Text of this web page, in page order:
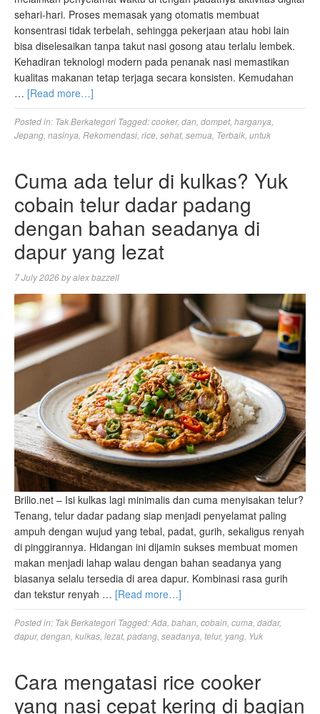
sehari-hari. Proses memasak yang otomatis membuat
konsentrasi tidak terbelah, sehingga pekerjaan atau hobi lain
bisa diselesaikan tanpa takut nasi gosong atau terlalu lembek.
Kehadiran teknologi modern pada penanak nasi memastikan
kualitas makanan tetap terjaga secara konsisten. Kemudahan
… [Read more…]
Posted in: Tak Berkategori Tagged:cooker, dan, dompet, harganya,
Jepang, nasinya, Rekomendasi, rice, sehat, semua, Terbaik, untuk
Cuma ada telur di kulkas? Yuk
cobain telur dadar padang
dengan bahan seadanya di
dapur yang lezat
7 July 2026byalex bazzell
Brilio.net – Isi kulkas lagi minimalis dan cuma menyisakan telur?
Tenang, telur dadar padang siap menjadi penyelamat paling
ampuh dengan wujud yang tebal, padat, gurih, sekaligus renyah
di pinggirannya. Hidangan ini dijamin sukses membuat momen
makan menjadi lahap walau dengan bahan seadanya yang
biasanya selalu tersedia di area dapur. Kombinasi rasa gurih
dan tekstur renyah … [Read more…]
Posted in: Tak Berkategori Tagged:Ada bahan cobain cuma dadar,
dapur, dengan kulkas lezat, padang seadanya telur, yang Yuk
Cara mengatasi rice cooker
yang nasi cepat kering di bagian